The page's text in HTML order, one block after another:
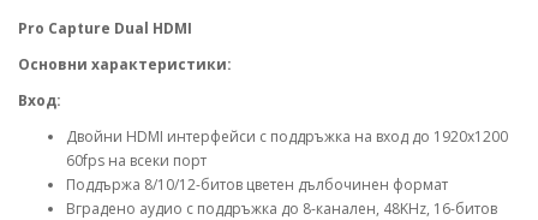
Pro Capture Dual HDMI
Основни характеристики:
Вход:
Двойни HDMI интерфейси с поддръжка на вход до 1920x1200
60fps на всеки порт
Поддържа 8/10/12-битов цветен дълбочинен формат
Вградено аудио с поддръжка до 8-канален, 48KHz, 16-битов